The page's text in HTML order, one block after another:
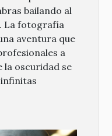
bailando al
La fotografía
aventura que
a
la oscuridad se